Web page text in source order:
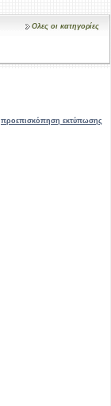
Ολες οι κατηγορίες
προεπισκόπηση εκτύπωσης